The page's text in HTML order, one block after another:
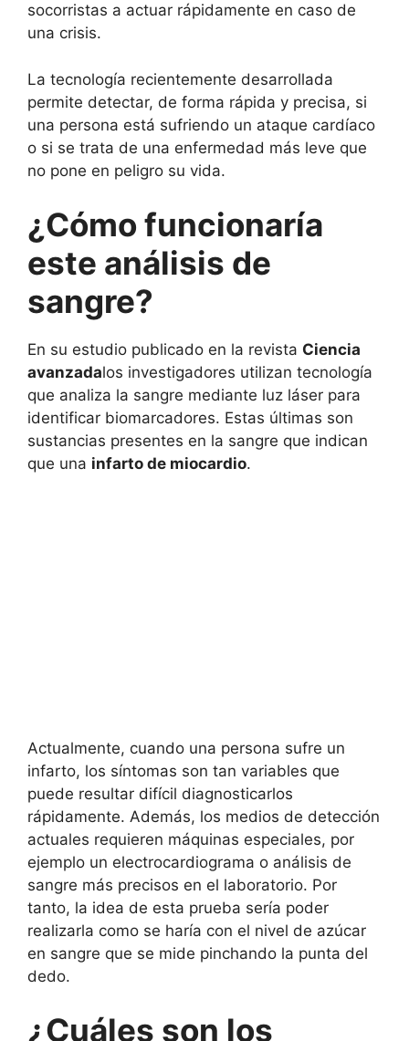
socorristas a actuar rápidamente en caso de
una crisis.
La tecnología recientemente desarrollada
permite detectar, de forma rápida y precisa, si
una persona está sufriendo un ataque cardíaco
o si se trata de una enfermedad más leve que
no pone en peligro su vida.
¿Cómo funcionaría
este análisis de
sangre?
En su estudio publicado en la revista Ciencia
avanzadalos investigadores utilizan tecnología
que analiza la sangre mediante luz láser para
identificar biomarcadores. Estas últimas son
sustancias presentes en la sangre que indican
que una infarto de miocardio.
Actualmente, cuando una persona sufre un
infarto, los síntomas son tan variables que
puede resultar difícil diagnosticarlos
rápidamente. Además, los medios de detección
actuales requieren máquinas especiales, por
ejemplo un electrocardiograma o análisis de
sangre más precisos en el laboratorio. Por
tanto, la idea de esta prueba sería poder
realizarla como se haría con el nivel de azúcar
en sangre que se mide pinchando la punta del
dedo.
¿Cuáles son los